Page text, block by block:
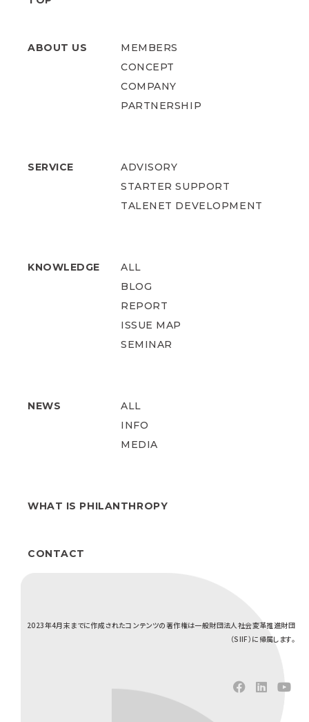
ABOUT US
MEMBERS
CONCEPT
COMPANY
PARTNERSHIP
SERVICE
ADVISORY
STARTER SUPPORT
TALENET DEVELOPMENT
KNOWLEDGE
ALL
BLOG
REPORT
ISSUE MAP
SEMINAR
NEWS
ALL
INFO
MEDIA
WHAT IS PHILANTHROPY
CONTACT
2023年4月末までに作成されたコンテンツの著作権は一般財団法人社会変革推進財団
（SIIF）に帰属します。